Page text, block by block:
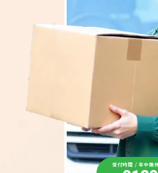
受付時間 / 年中